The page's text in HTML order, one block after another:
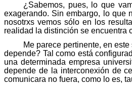
¿Sabemos, pues, lo que
exagerando. Sin embargo, lo que
nosotrxs vemos sólo en los
realidad la distinción se encuentra
Me parece pertinente, en
depende? Tal como está
una determinada empresa
depende de la interconexión de
comunicara no fuera, como lo es,